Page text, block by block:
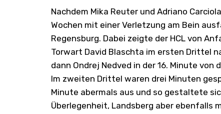
Nachdem Mika Reuter und Adriano
Wochen mit einer Verletzung am Bein
Regensburg. Dabei zeigte der HCL von
Torwart David Blaschta im ersten Drittel
dann Ondrej Nedved in der 16. Minute
Im zweiten Drittel waren drei Minuten
Minute abermals aus und so gestaltete
Überlegenheit, Landsberg aber ebenfalls